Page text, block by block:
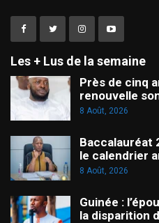
Les + Lus de la semaine
Près de cinq
renouvelle
8 Août, 2026
Baccalauréat
le calendrier
8 Août, 2026
Guinée :
la disparition